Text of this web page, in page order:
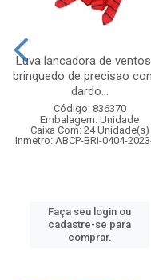
Luva lancadora de
brinquedo de precisao
dardo...
Código: 836370
Embalagem: Unidade
Caixa Com: 24 Unidade(s)
Inmetro: ABCP-BRI-0404-
Faça seu login ou
cadastre-se para
comprar.